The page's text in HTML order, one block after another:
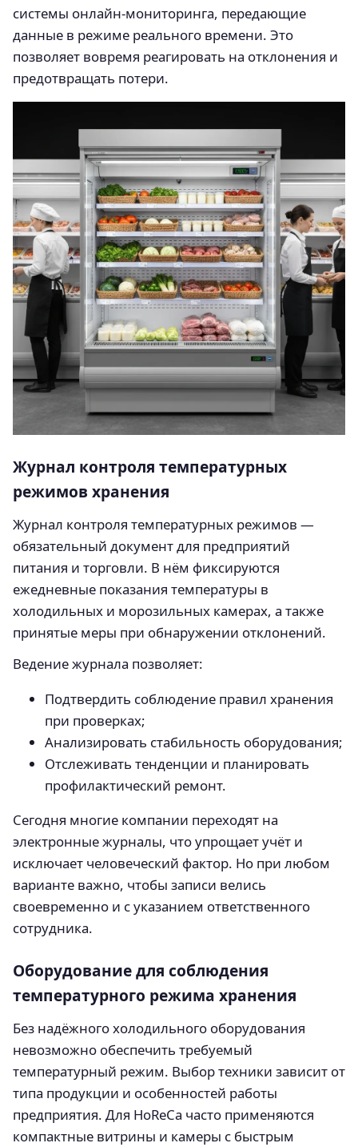
системы онлайн-мониторинга, передающие
данные в режиме реального времени. Это
позволяет вовремя реагировать на отклонения и
предотвращать потери.
Журнал контроля температурных
режимов хранения
Журнал контроля температурных режимов —
обязательный документ для предприятий
питания и торговли. В нём фиксируются
ежедневные показания температуры в
холодильных и морозильных камерах, а также
принятые меры при обнаружении отклонений.
Ведение журнала позволяет:
Подтвердить соблюдение правил хранения
при проверках;
Анализировать стабильность оборудования;
Отслеживать тенденции и планировать
профилактический ремонт.
Сегодня многие компании переходят на
электронные журналы, что упрощает учёт и
исключает человеческий фактор. Но при любом
варианте важно, чтобы записи велись
своевременно и с указанием ответственного
сотрудника.
Оборудование для соблюдения
температурного режима хранения
Без надёжного холодильного оборудования
невозможно обеспечить требуемый
температурный режим. Выбор техники зависит от
типа продукции и особенностей работы
предприятия. Для HoReCa часто применяются
компактные витрины и камеры с быстрым